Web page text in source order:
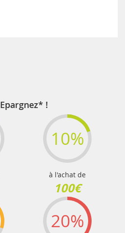
Epargnez* !
10%
à l'achat de
100€
20%